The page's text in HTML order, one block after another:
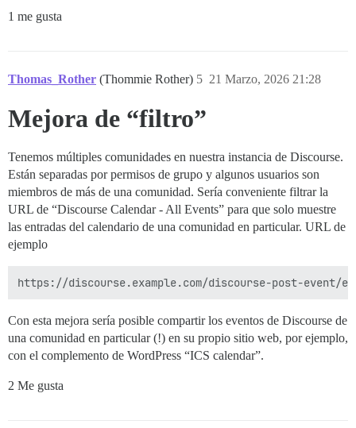
1 me gusta
Thomas_Rother (Thommie Rother) 21 Marzo, 2026 21:28
5
Mejora de “filtro”
Tenemos múltiples comunidades en nuestra instancia de Discourse.
Están separadas por permisos de grupo y algunos usuarios son
miembros de más de una comunidad. Sería conveniente filtrar la
URL de “Discourse Calendar - All Events” para que solo muestre
las entradas del calendario de una comunidad en particular. URL de
ejemplo
Con esta mejora sería posible compartir los eventos de Discourse de
una comunidad en particular (!) en su propio sitio web, por ejemplo,
con el complemento de WordPress “ICS calendar”.
2 Me gusta